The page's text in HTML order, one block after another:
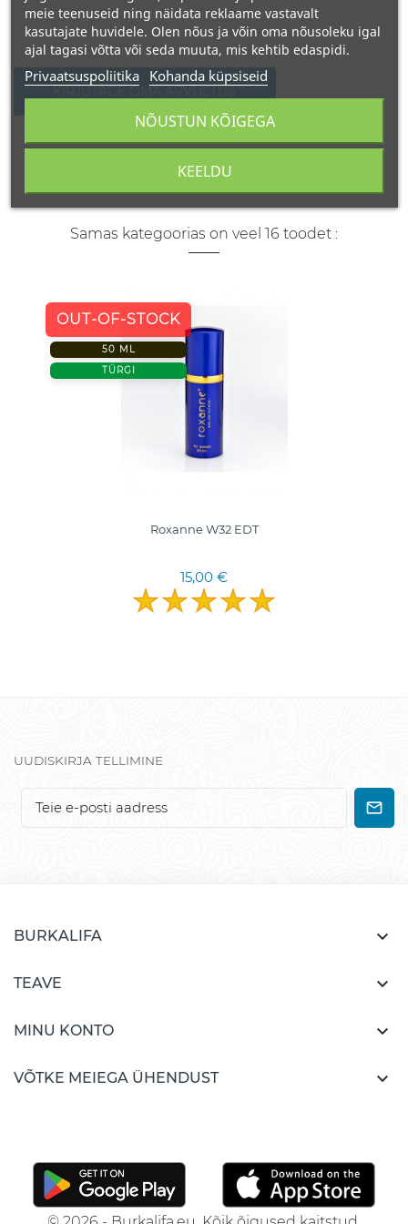
KIRJUTAGE OMA ARVUSTUS
Samas kategoorias on veel 16 toodet :
OUT-OF-STOCK
50 ML
TÜRGI
Roxanne W32 EDT
15,00 €
UUDISKIRJA TELLIMINE
BURKALIFA 
TEAVE 
MINU KONTO 
VÕTKE MEIEGA ÜHENDUST 
meie teenuseid ning näidata reklaame vastavalt
kasutajate huvidele. Olen nõus ja võin oma nõusoleku igal
ajal tagasi võtta või seda muuta, mis kehtib edaspidi.
Privaatsuspoliitika Kohanda küpsiseid
KEELDU
NÕUSTUN KÕIGEGA